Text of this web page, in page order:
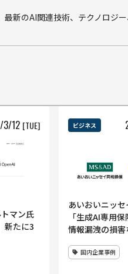
最新のAI関連技術、テクノロジ
/3/12 [TUE]
マン氏
新たに3
ビジネス
あいおいニッ
「生成AI専用
情報漏洩の損
国内企業事例